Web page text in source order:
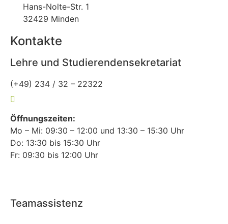
Hans-Nolte-Str. 1
32429 Minden
Kontakte
Lehre und Studierendensekretariat
(+49) 234 / 32 – 22322
Öffnungszeiten:
Mo – Mi: 09:30 – 12:00 und 13:30 – 15:30 Uhr
Do: 13:30 bis 15:30 Uhr
Fr: 09:30 bis 12:00 Uhr
Teamassistenz